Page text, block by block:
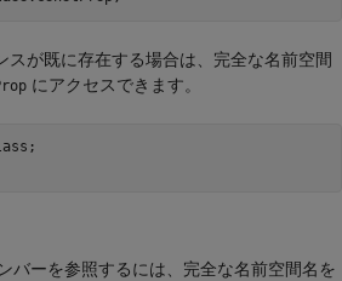
スが既に存在する場合は、完全な名前空間
にアクセスできます。
バーを参照するには、完全な名前空間名を